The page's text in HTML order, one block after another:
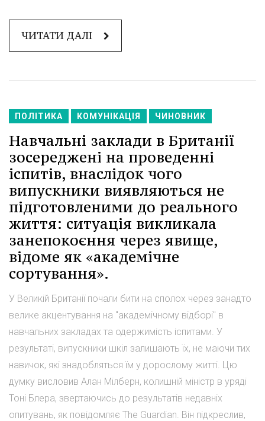
ЧИТАТИ ДАЛІ
ПОЛІТИКА КОМУНІКАЦІЯ ЧИНОВНИК
Навчальні заклади в Британії
зосереджені на проведенні
іспитів, внаслідок чого
випускники виявляються не
підготовленими до реального
життя: ситуація викликала
занепокоєння через явище,
відоме як «академічне
сортування».
У Великій Британії почали бити на сполох через занадто
велике акцентування на "академічному відборі" в
навчальних закладах та одержимість іспитами. У
результаті, випускники шкіл залишають їх, не маючи тих
навичок, які знадобляться їм у дорослому житті. Цю
думку висловив Алан Мілберн, колишній міністр в уряді
Тоні Блера, звертаючись до результатів недавніх
опитувань, як повідомляє The Guardian. Він підкреслив,